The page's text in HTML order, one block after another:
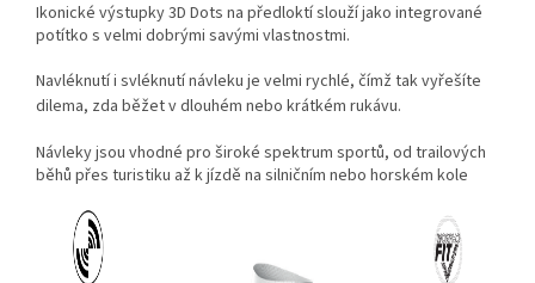
Ikonické výstupky 3D Dots na předloktí slouží jako integrované
potítko s velmi dobrými savými vlastnostmi.
Navléknutí i svléknutí návleku je velmi rychlé, čímž tak vyřešíte
dilema, zda běžet v dlouhém nebo krátkém rukávu.
Návleky jsou vhodné pro široké spektrum sportů, od trailových
běhů přes turistiku až k jízdě na silničním nebo horském kole